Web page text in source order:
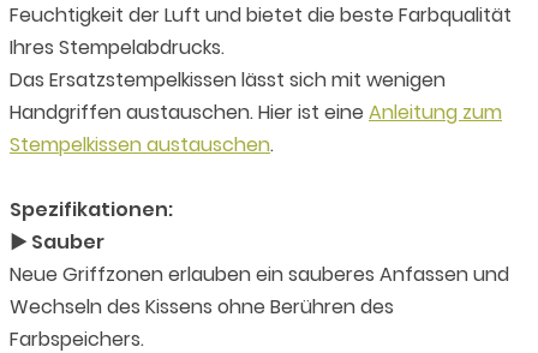
Feuchtigkeit der Luft und bietet die beste Farbqualität
Ihres Stempelabdrucks.
Das Ersatzstempelkissen lässt sich mit wenigen
Handgriffen austauschen. Hier ist eine Anleitung zum
Stempelkissen austauschen.
Spezifikationen:
► Sauber
Neue Griffzonen erlauben ein sauberes Anfassen und
Wechseln des Kissens ohne Berühren des
Farbspeichers.